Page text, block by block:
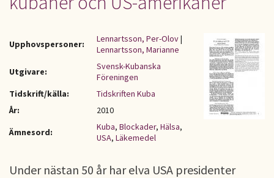
Upphovspersoner: Lennartsson, Per-Olov|
Lennartsson, Marianne
Utgivare:
Svensk-Kubanska
Föreningen
Tidskrift/källa:
Tidskriften Kuba
År:
2010
Ämnesord:
Kuba, Blockader, Hälsa,
USA, Läkemedel
Under nästan 50 år har elva USA presidenter